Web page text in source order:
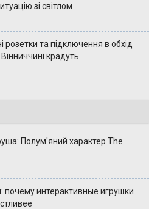
зі світлом
розетки та підключення в обхід
крадуть
Полум'яний характер The
почему интерактивные игрушки